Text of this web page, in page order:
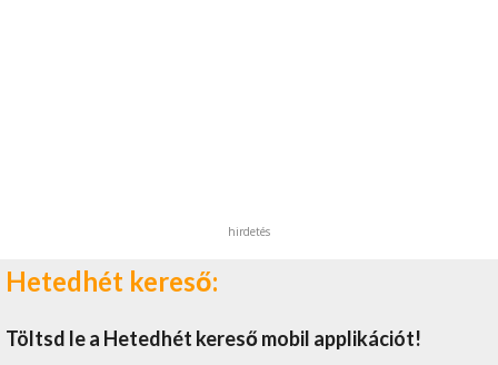
hirdetés
Hetedhét kereső:
Töltsd le a Hetedhét kereső mobil applikációt!